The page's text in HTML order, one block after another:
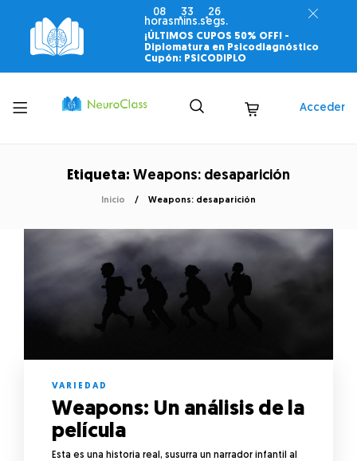
08
horas
33
mins.
26
segs.
¡ÚLTIMOS CUPOS 50% OFF! -
Diplomatura en Psicodiagnóstico
Cupón: PSICODIPLO
Toggle
menu
Acceder
Etiqueta: Weapons: desaparición
Inicio Weapons: desaparición
VARIEDAD
Weapons: Un análisis de la
película
Esta es una historia real, susurra un narrador infantil al